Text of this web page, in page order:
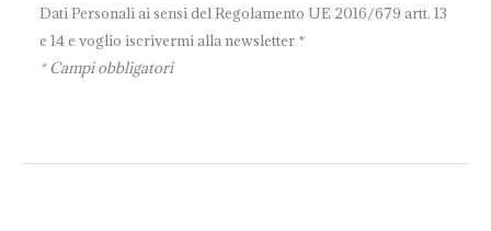
Dati Personali ai sensi del Regolamento UE 2016/679 artt. 13
e 14 e voglio iscrivermi alla newsletter *
* Campi obbligatori